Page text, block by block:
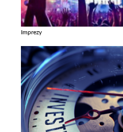
Imprezy